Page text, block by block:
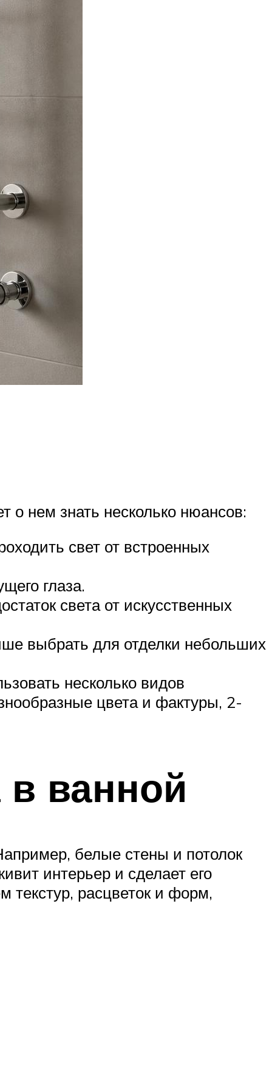
о нем знать несколько нюансов:
свет от встроенных
глаза.
света от искусственных
выбрать для отделки небольших
несколько видов
цвета и фактуры, 2-
ванной
белые стены и потолок
интерьер и сделает его
текстур, расцветок и форм,